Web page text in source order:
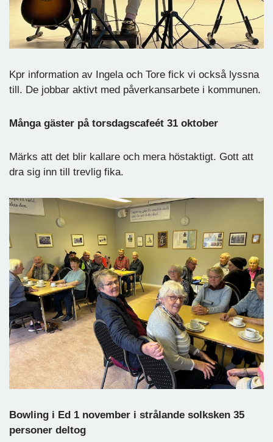
Kpr information av Ingela och Tore fick vi också lyssna
till. De jobbar aktivt med påverkansarbete i kommunen.
Många gäster på torsdagscafeét 31 oktober
Märks att det blir kallare och mera höstaktigt. Gott att
dra sig inn till trevlig fika.
Bowling i Ed 1 november i strålande solksken 35
personer deltog